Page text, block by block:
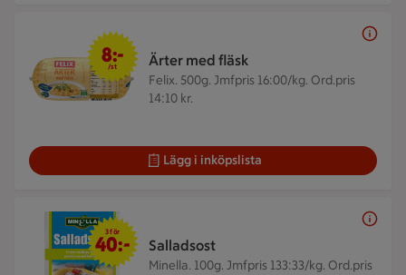
Ärter med fläsk
Felix. 500g. Jmfpris 16:00/kg. Ord.pris
14:10 kr.
8 kr/st
8:-
/st
Lägg i inköpslista
Salladsost
Minella. 100g. Jmfpris 133:33/kg. Ord.pris
3 för 40 kr
3 för
40:-